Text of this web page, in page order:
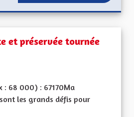
et préservée tournée
: 68 000) : 67170Ma
les grands défis pour